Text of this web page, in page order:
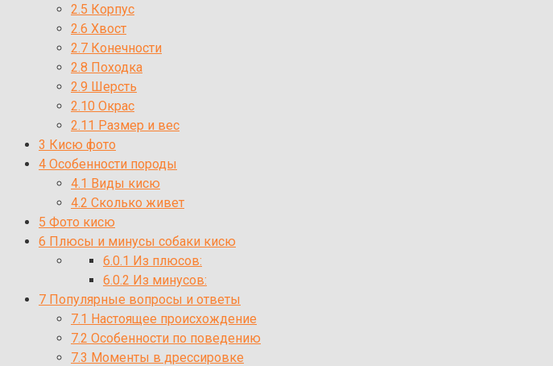
2.5 Корпус
2.6 Хвост
2.7 Конечности
2.8 Походка
2.9 Шерсть
2.10 Окрас
2.11 Размер и вес
3 Кисю фото
4 Особенности породы
4.1 Виды кисю
4.2 Сколько живет
5 Фото кисю
6 Плюсы и минусы собаки кисю
6.0.1 Из плюсов:
6.0.2 Из минусов:
7 Популярные вопросы и ответы
7.1 Настоящее происхождение
7.2 Особенности по поведению
7.3 Моменты в дрессировке